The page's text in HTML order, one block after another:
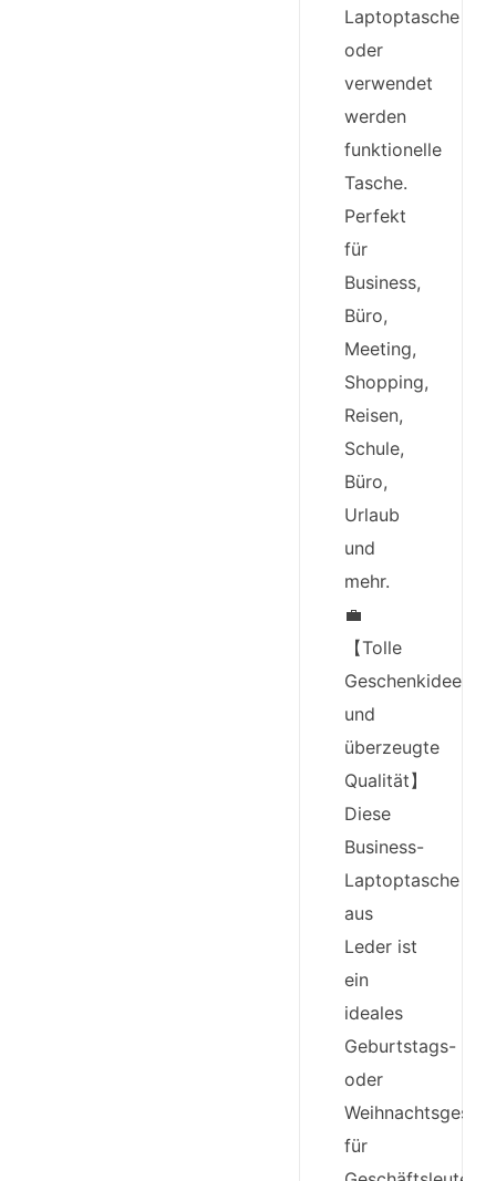
Laptoptasche
oder
verwendet
werden
funktionelle
Tasche.
Perfekt
für
Business,
Büro,
Meeting,
Shopping,
Reisen,
Schule,
Büro,
Urlaub
und
mehr.
💼
【Tolle
Geschenkidee
und
überzeugte
Qualität】
Diese
Business-
Laptoptasche
aus
Leder ist
ein
ideales
Geburtstags-
oder
für